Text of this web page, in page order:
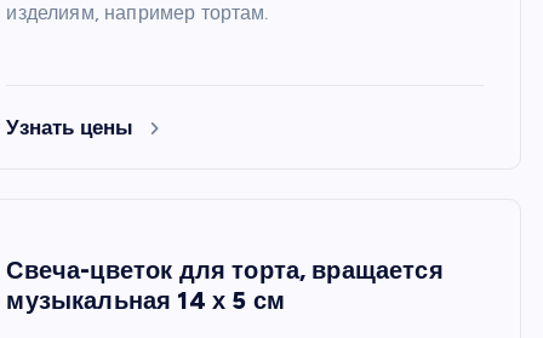
изделиям, например тортам.
Узнать цены
Свеча-цветок для торта, вращается
музыкальная 14 х 5 см